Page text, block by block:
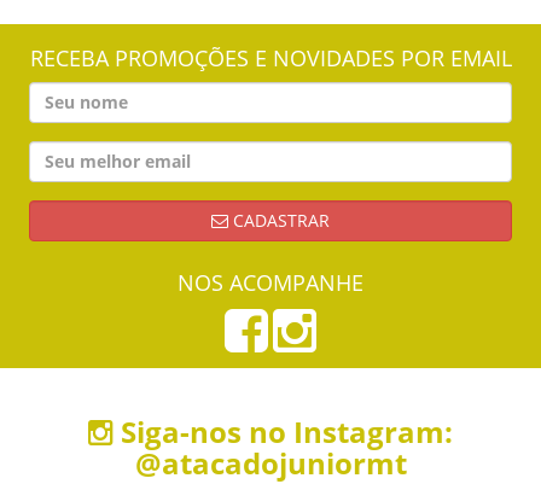
RECEBA PROMOÇÕES E NOVIDADES POR EMAIL
CADASTRAR
NOS ACOMPANHE
Siga-nos no Instagram:
@atacadojuniormt